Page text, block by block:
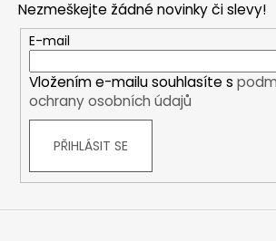
Nezmeškejte žádné novinky či slevy!
E-mail
Vložením e-mailu souhlasíte s
ochrany osobních údajů
PŘIHLÁSIT SE